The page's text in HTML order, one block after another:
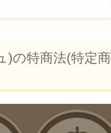
)の特商法(特定商